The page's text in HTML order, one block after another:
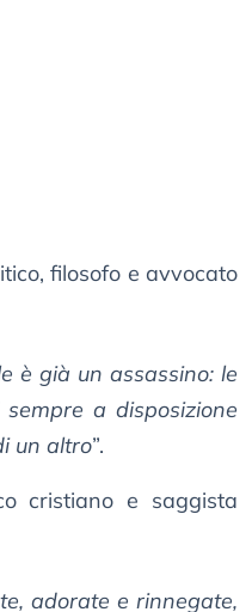
filosofo e avvocato
è già un assassino: le
a disposizione
un altro”.
cristiano e saggista
adorate e rinnegate,